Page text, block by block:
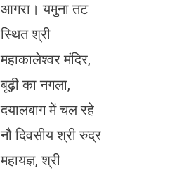
आगरा। यमुना तट
स्थित श्री
महाकालेश्वर मंदिर,
बूढ़ी का नगला,
दयालबाग में चल रहे
नौ दिवसीय श्री रुद्र
महायज्ञ, श्री